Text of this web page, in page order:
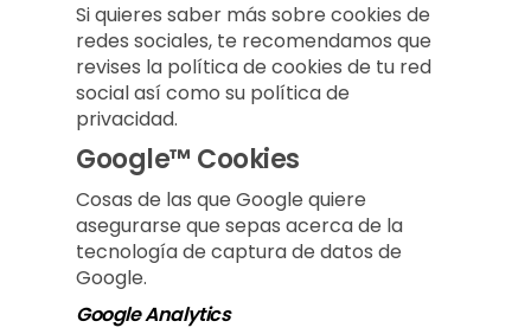
Si quieres saber más sobre cookies de
redes sociales, te recomendamos que
revises la política de cookies de tu red
social así como su política de
privacidad.
Google™ Cookies
Cosas de las que Google quiere
asegurarse que sepas acerca de la
tecnología de captura de datos de
Google.
Google Analytics